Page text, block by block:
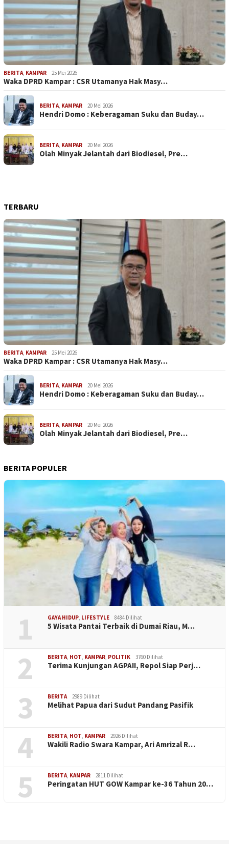
BERITA, KAMPAR 25 Mei 2026
Waka DPRD Kampar : CSR Utamanya Hak Masy…
BERITA, KAMPAR 20 Mei 2026
Hendri Domo : Keberagaman Suku dan Buday…
BERITA, KAMPAR 20 Mei 2026
Olah Minyak Jelantah dari Biodiesel, Pre…
TERBARU
BERITA KAMPAR 25 Mei 2026
Waka DPRD Kampar : CSR Utamanya Hak Masy…
BERITA KAMPAR 20 Mei 2026
Hendri Domo : Keberagaman Suku dan Buday…
BERITA KAMPAR 20 Mei 2026
Olah Minyak Jelantah dari Biodiesel, Pre…
BERITA POPULER
1 GAYA HIDUP LIFESTYLE 8484 Dilihat
5 Wisata Pantai Terbaik di Dumai Riau, M…
2 BERITA HOT KAMPAR POLITIK 3760 Dilihat
Terima Kunjungan AGPAII, Repol Siap Perj…
3 BERITA 2989 Dilihat
Melihat Papua dari Sudut Pandang Pasifik
4 BERITA HOT KAMPAR 2926 Dilihat
Wakili Radio Swara Kampar, Ari Amrizal R…
5 BERITA KAMPAR 2811 Dilihat
Peringatan HUT GOW Kampar ke-36 Tahun 20…